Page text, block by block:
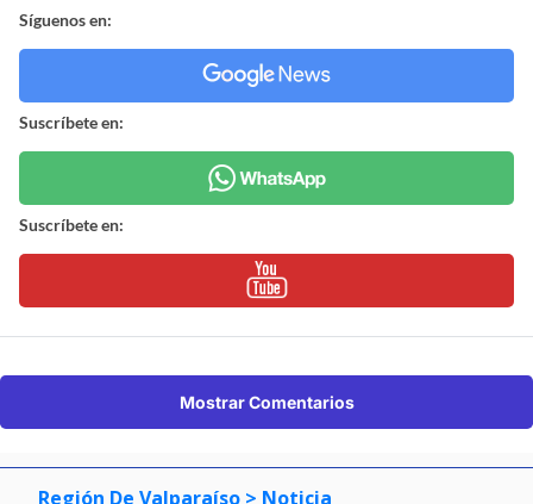
Síguenos en:
Suscríbete en:
Suscríbete en:
Mostrar Comentarios
Región De Valparaíso > Noticia